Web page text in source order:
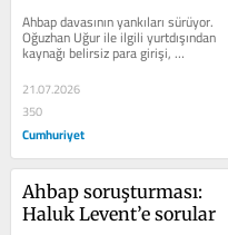
Ahbap davasının yankıları sürüyor.
Oğuzhan Uğur ile ilgili yurtdışından
kaynağı belirsiz para girişi,
hesaplarda kaynağı belirsiz para...
21.07.2026
350
Cumhuriyet
Ahbap soruşturması:
Haluk Levent’e sorular